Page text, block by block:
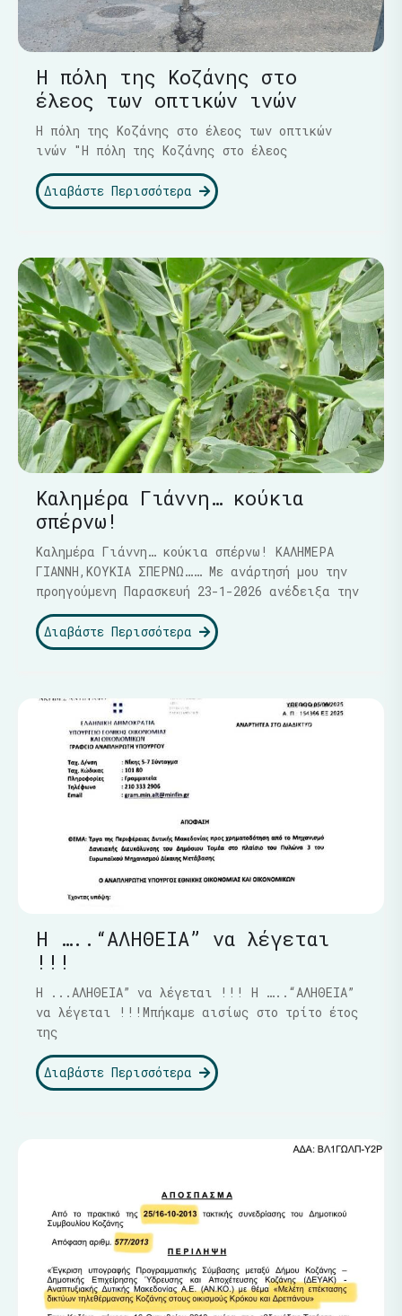
Η πόλη της Κοζάνης στο
έλεος των οπτικών ινών
Η πόλη της Κοζάνης στο έλεος των οπτικών
ινών "Η πόλη της Κοζάνης στο έλεος
Διαβάστε Περισσότερα
Καλημέρα Γιάννη… κούκια
σπέρνω!
Καλημέρα Γιάννη… κούκια σπέρνω! ΚΑΛΗΜΕΡΑ
ΓΙΑΝΝΗ,ΚΟΥΚΙΑ ΣΠΕΡΝΩ…… Με ανάρτησή μου την
προηγούμενη Παρασκευή 23-1-2026 ανέδειξα την
Διαβάστε Περισσότερα
Η …..“ΑΛΗΘΕΙΑ” να λέγεται
!!!
Η ...ΑΛΗΘΕΙΑ” να λέγεται !!! Η …..“ΑΛΗΘΕΙΑ”
να λέγεται !!!Μπήκαμε αισίως στο τρίτο έτος
της
Διαβάστε Περισσότερα